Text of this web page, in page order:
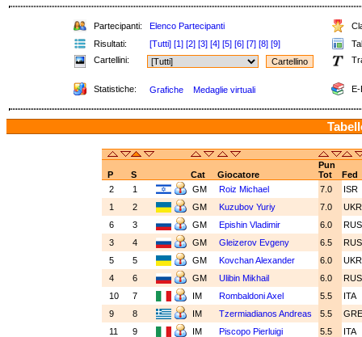
Partecipanti: Elenco Partecipanti
Risultati:
[Tutti] [1] [2] [3] [4] [5] [6] [7] [8] [9]
Cartellini:
Statistiche: Grafiche Medaglie virtuali E-
Pun
P
S Cat Giocatore Tot
Fed
2
1 GM Roiz Michael 7.0
ISR
1
2 GM Kuzubov Yuriy 7.0
6
3 GM Epishin Vladimir 6.0
3
4 GM Gleizerov Evgeny 6.5
5
5 GM Kovchan Alexander 6.0
4
6 GM Ulibin Mikhail 6.0
10
7 IM Rombaldoni Axel 5.5
ITA
9
8 IM Tzermiadianos Andreas 5.5
11
9 IM Piscopo Pierluigi 5.5
ITA